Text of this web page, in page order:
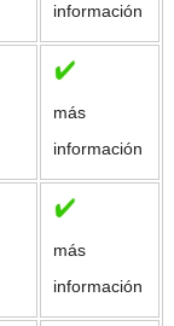
información
más
información
más
información